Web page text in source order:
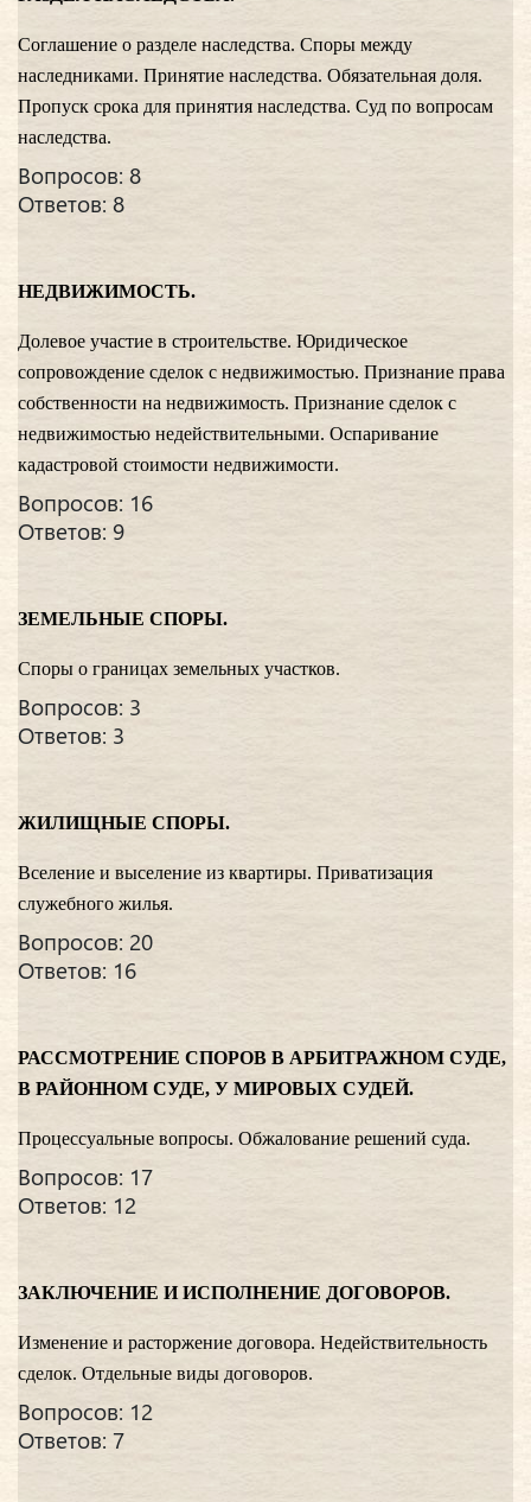
Соглашение о разделе наследства. Споры между
наследниками. Принятие наследства. Обязательная доля.
Пропуск срока для принятия наследства. Суд по вопросам
наследства.
Вопросов: 8
Ответов: 8
НЕДВИЖИМОСТЬ.
Долевое участие в строительстве. Юридическое
сопровождение сделок с недвижимостью. Признание права
собственности на недвижимость. Признание сделок с
недвижимостью недействительными. Оспаривание
кадастровой стоимости недвижимости.
Вопросов: 16
Ответов: 9
ЗЕМЕЛЬНЫЕ СПОРЫ.
Споры о границах земельных участков.
Вопросов: 3
Ответов: 3
ЖИЛИЩНЫЕ СПОРЫ.
Вселение и выселение из квартиры. Приватизация
служебного жилья.
Вопросов: 20
Ответов: 16
РАССМОТРЕНИЕ СПОРОВ В АРБИТРАЖНОМ СУДЕ,
В РАЙОННОМ СУДЕ, У МИРОВЫХ СУДЕЙ.
Процессуальные вопросы. Обжалование решений суда.
Вопросов: 17
Ответов: 12
ЗАКЛЮЧЕНИЕ И ИСПОЛНЕНИЕ ДОГОВОРОВ.
Изменение и расторжение договора. Недействительность
сделок. Отдельные виды договоров.
Вопросов: 12
Ответов: 7